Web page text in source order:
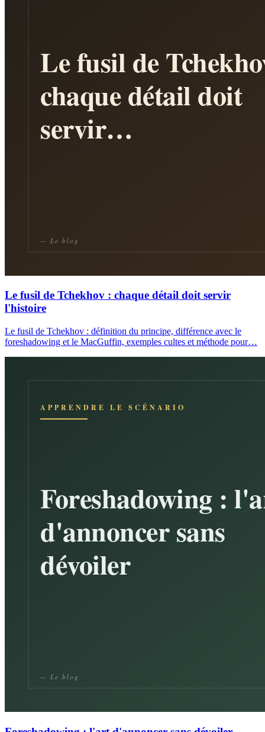
Le fusil de Tchekhov : chaque détail doit servir
l'histoire
Le fusil de Tchekhov : définition du principe, différence avec le
foreshadowing et le MacGuffin, exemples cultes et méthode pour…